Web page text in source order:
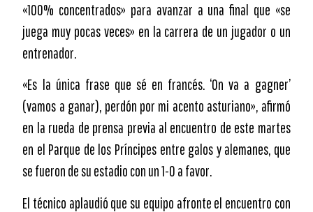
«100% concentrados» para avanzar a una final que «se
juega muy pocas veces» en la carrera de un jugador o un
entrenador.
«Es la única frase que sé en francés. ‘On va a gagner’
(vamos a ganar), perdón por mi acento asturiano», afirmó
en la rueda de prensa previa al encuentro de este martes
en el Parque de los Príncipes entre galos y alemanes, que
se fueron de su estadio con un 1-0 a favor.
El técnico aplaudió que su equipo afronte el encuentro con